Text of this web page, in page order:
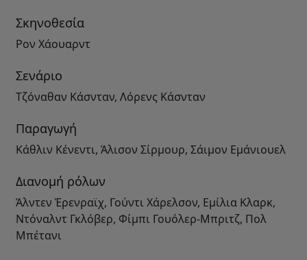
Σκηνοθεσία
Ρον Χάουαρντ
Σενάριο
Τζόναθαν Κάσνταν, Λόρενς Κάσνταν
Παραγωγή
Κάθλιν Κένεντι, Άλισον Σίρμουρ, Σάιμον Εμάνιουελ
Διανομή ρόλων
Άλντεν Έρενραϊχ, Γούντι Χάρελσον, Εμίλια Κλαρκ,
Ντόναλντ Γκλόβερ, Φίμπι Γουόλερ-Μπριτζ, Πολ
Μπέτανι